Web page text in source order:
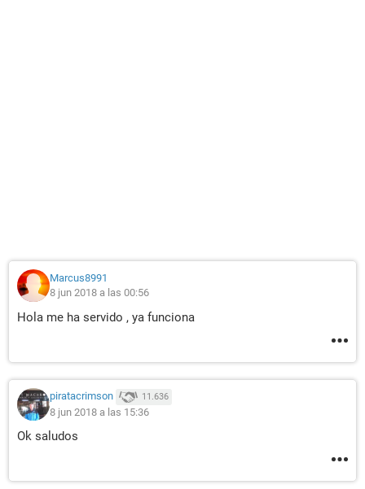
Marcus8991
8 jun 2018 a las 00:56
Hola me ha servido , ya funciona
piratacrimson 11.636
8 jun 2018 a las 15:36
Ok saludos